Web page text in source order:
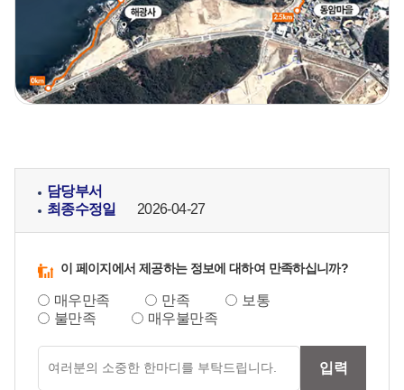
담당부서
최종수정일
2026-04-27
이 페이지에서 제공하는 정보에 대하여 만족하십니까?
매우만족 만족
보통
불만족
매우불만족
의견입력
입력